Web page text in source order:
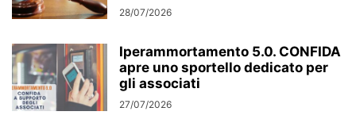
28/07/2026
Iperammortamento 5.0. CONFIDA
apre uno sportello dedicato per
gli associati
27/07/2026